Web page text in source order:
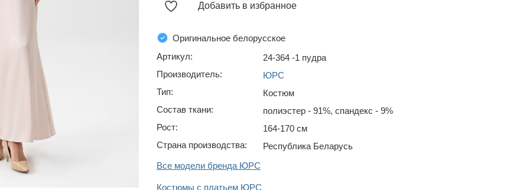
Добавить в избранное
Оригинальное белорусское
Артикул:
24-364 -1 пудра
Производитель:
ЮРС
Тип:
Костюм
Состав ткани:
полиэстер - 91%, спандекс - 9%
Рост:
164-170 см
Страна производства:
Республика Беларусь
Все модели бренда ЮРС
Костюмы с платьем ЮРС